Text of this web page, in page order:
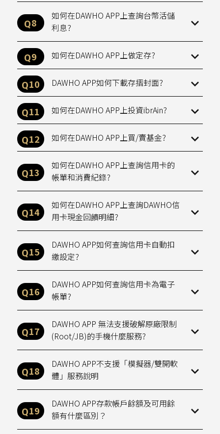
如何在DAWHO APP上查詢台幣活儲
利息?
如何在DAWHO APP上做定存?
DAWHO APP如何下載存摺封面?
如何在DAWHO APP上投資ibrAin?
如何在DAWHO APP上買/賣基金?
如何在DAWHO APP上查詢信用卡的
帳單和消費紀錄?
如何在DAWHO APP上查詢DAWHO信
用卡現金回饋明細?
DAWHO APP如何查詢信用卡自動扣
繳設定?
DAWHO APP如何查詢信用卡為電子
帳單?
DAWHO APP 無法支援破解原廠限制
(Root/JB)的手機什麼服務?
DAWHO APP不支援「模擬器/雙開軟
體」服務說明
DAWHO APP存款帳戶餘額及可用餘
額有什麼區別？